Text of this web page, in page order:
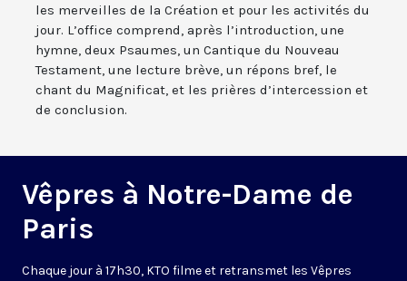
les merveilles de la Création et pour les activités du
jour. L’office comprend, après l’introduction, une
hymne, deux Psaumes, un Cantique du Nouveau
Testament, une lecture brève, un répons bref, le
chant du Magnificat, et les prières d’intercession et
de conclusion.
Vêpres à Notre-Dame de
Paris
Chaque jour à 17h30, KTO filme et retransmet les Vêpres